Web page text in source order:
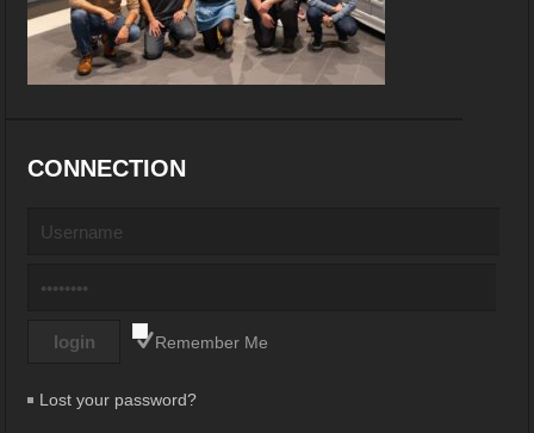
CONNECTION
Remember Me
Lost your password?